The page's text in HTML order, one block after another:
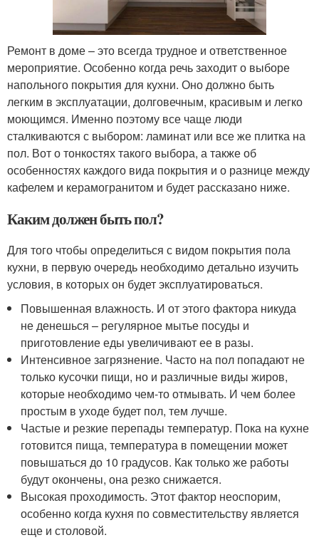
Ремонт в доме – это всегда трудное и ответственное
мероприятие. Особенно когда речь заходит о выборе
напольного покрытия для кухни. Оно должно быть
легким в эксплуатации, долговечным, красивым и легко
моющимся. Именно поэтому все чаще люди
сталкиваются с выбором: ламинат или все же плитка на
пол. Вот о тонкостях такого выбора, а также об
особенностях каждого вида покрытия и о разнице между
кафелем и керамогранитом и будет рассказано ниже.
Каким должен быть пол?
Для того чтобы определиться с видом покрытия пола
кухни, в первую очередь необходимо детально изучить
условия, в которых он будет эксплуатироваться.
Повышенная влажность. И от этого фактора никуда
не денешься – регулярное мытье посуды и
приготовление еды увеличивают ее в разы.
Интенсивное загрязнение. Часто на пол попадают не
только кусочки пищи, но и различные виды жиров,
которые необходимо чем-то отмывать. И чем более
простым в уходе будет пол, тем лучше.
Частые и резкие перепады температур. Пока на кухне
готовится пища, температура в помещении может
повышаться до 10 градусов. Как только же работы
будут окончены, она резко снижается.
Высокая проходимость. Этот фактор неоспорим,
особенно когда кухня по совместительству является
еще и столовой.